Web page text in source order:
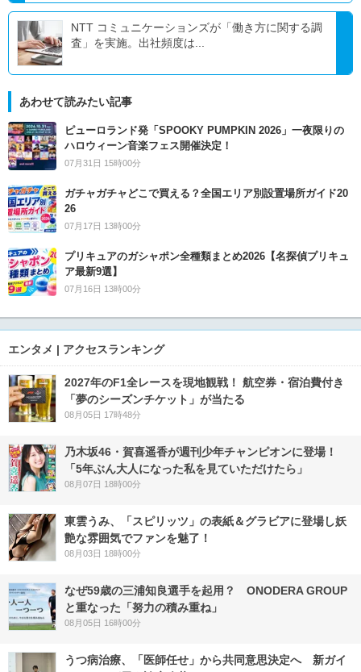
NTT コミュニケーションズが「働き方に関する調
査」を実施。出社頻度は...
あわせて読みたい記事
ピューロランド発「SPOOKY PUMPKIN 2026」一夜限りの
ハロウィーン音楽フェス開催決定！
07月31日 15時00分
ガチャガチャどこで買える？全国エリア別設置場所ガイド20
26
07月17日 13時00分
プリキュアのガシャポン全種類まとめ2026【名探偵プリキュ
ア最新9選】
07月16日 13時00分
エンタメ | アクセスランキング
2027年のF1全レースを現地観戦！ 航空券・宿泊費付き
「夢のシーズンチケット」が当たる
08月05日 17時48分
乃木坂46・賀喜遥香が週刊少年チャンピオンに登場！
「5年ぶん大人になった私を見ていただけたら」
08月07日 18時00分
東雲うみ、「スピリッツ」の表紙＆グラビアに登場し妖
艶な雰囲気でファンを魅了！
08月03日 18時00分
なぜ59歳の三浦知良選手を起用？ ONODERA GROUP
と重なった「努力の積み重ね」
08月05日 16時00分
うつ病治療、「医師任せ」から共同意思決定へ 新ガイ